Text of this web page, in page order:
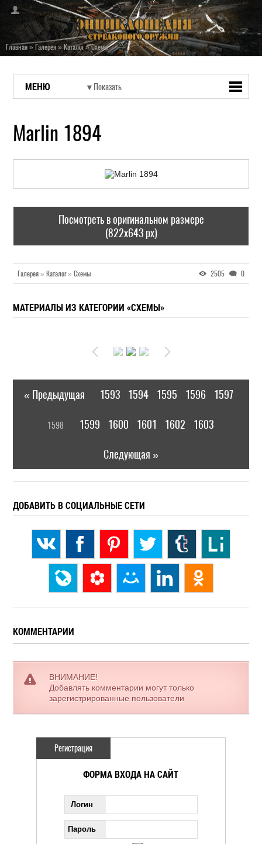
Главная»Галерея»Каталог»Схемы
МЕНЮ
Marlin 1894
Посмотреть в оригинальном размере
(822x643 px)
Галерея » Каталог» Схемы 2505 0
МАТЕРИАЛЫ ИЗ КАТЕГОРИИ «СХЕМЫ»
« Предыдущая 1593 1594 1595 1596 1597
1598 1599 1600 1601 1602 1603
Следующая »
ДОБАВИТЬ В СОЦИАЛЬНЫЕ СЕТИ
КОММЕНТАРИИ
ВНИМАНИЕ!
Добавлять комментарии могут только
зарегистрированные пользователи
Регистрация
ФОРМА ВХОДА НА САЙТ
Логин
Пароль